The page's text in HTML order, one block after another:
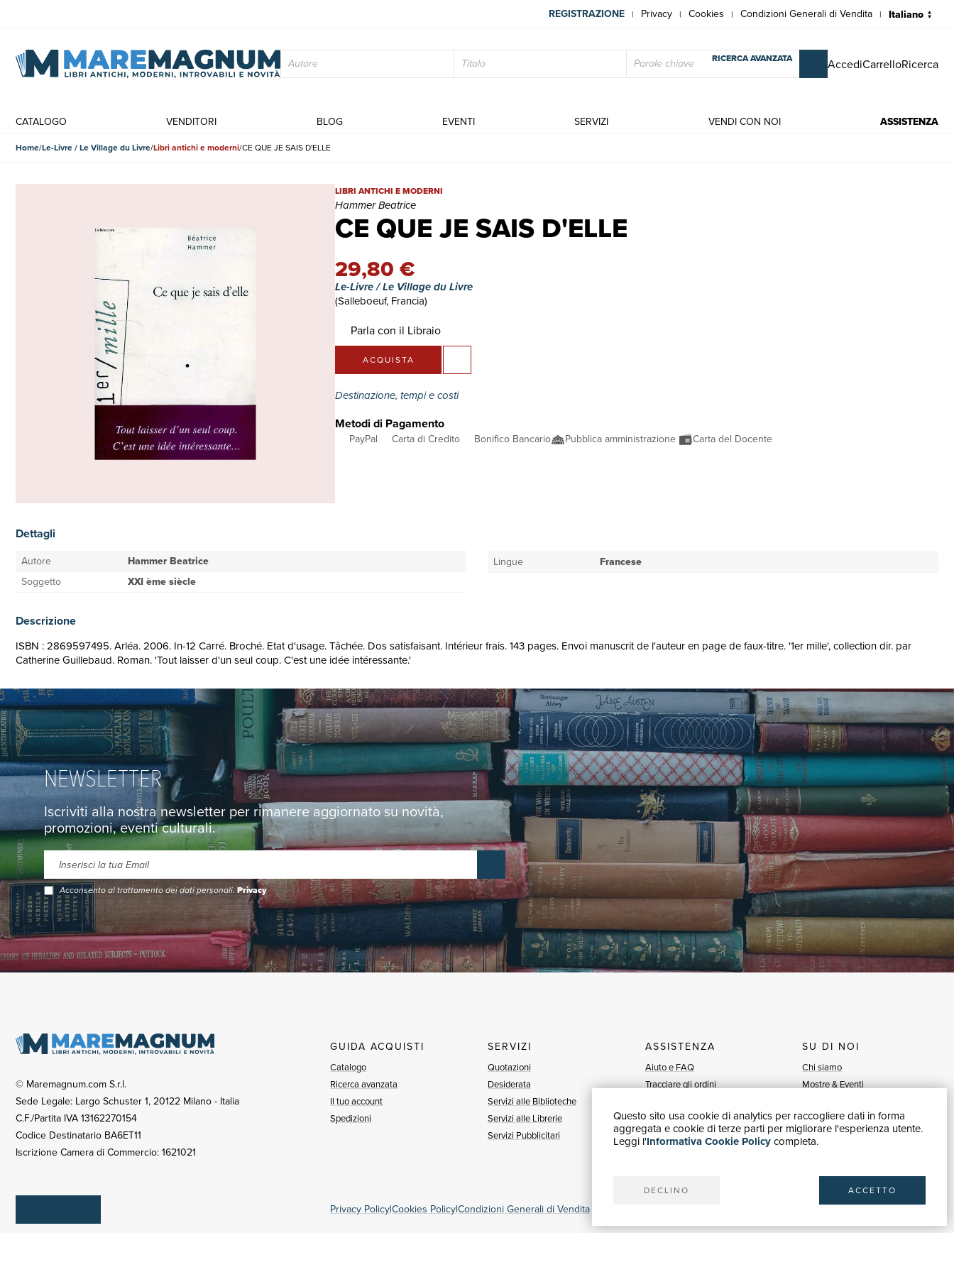
Questo sito usa cookie di analytics per raccogliere dati in forma
aggregata e cookie di terze parti per migliorare l'esperienza utente.
Leggi l'Informativa Cookie Policycompleta.
DECLINO ACCETTO
REGISTRAZIONE | Privacy | Cookies | Condizioni Generali di Vendita |
RICERCA AVANZATA AccediCarrelloRicerca
CATALOGO VENDITORI BLOG EVENTI SERVIZI VENDI CON NOI ASSISTENZA
Home Le-Livre / Le Village du Livre Libri antichi e moderni CE QUE JE SAIS D'ELLE
CE QUE JE SAIS D'ELLE
CE QUE JE SAIS D'ELLE | Libri antichi e moderni | Hammer Beatrice
LIBRI ANTICHI E MODERNI
Hammer Beatrice
29,80 €
Le-Livre / Le Village du Livre
(Salleboeuf, Francia)
Parla con il Libraio
ACQUISTA
Destinazione, tempi e costi
Metodi di Pagamento
PayPal Carta di Credito Bonifico Bancario Pubblica amministrazione Carta del Docente
Dettagli
Autore
Hammer Beatrice
Soggetto
XXI ème siècle
Lingue Francese
Descrizione
ISBN : 2869597495. Arléa. 2006. In-12 Carré. Broché. Etat d'usage. Tâchée. Dos satisfaisant. Intérieur frais. 143 pages. Envoi manuscrit de l'auteur en page de faux-titre. '1er mille', collection dir. par
Catherine Guillebaud. Roman. 'Tout laisser d'un seul coup. C'est une idée intéressante.'
NEWSLETTER
Iscriviti alla nostra newsletter per rimanere aggiornato su novità,
promozioni, eventi culturali.
Acconsento al trattamento dei dati personali.Privacy
© Maremagnum.com S.r.l.
Sede Legale: Largo Schuster 1, 20122 Milano - Italia
C.F./Partita IVA 13162270154
Codice Destinatario BA6ET11
Iscrizione Camera di Commercio: 1621021
GUIDA ACQUISTI
Catalogo
Ricerca avanzata
Il tuo account
Spedizioni
SERVIZI
Quotazioni
Desiderata
Servizi alle Biblioteche
Servizi alle Librerie
Servizi Pubblicitari
ASSISTENZA
Aiuto e FAQ
Tracciare gli ordini
Fatturazione
Carta del Docente / 18App
SU DI NOI
Chi siamo
Mostre & Eventi
Blog
Vendi con noi
Privacy Policy|Cookies Policy|Condizioni Generali di Vendita